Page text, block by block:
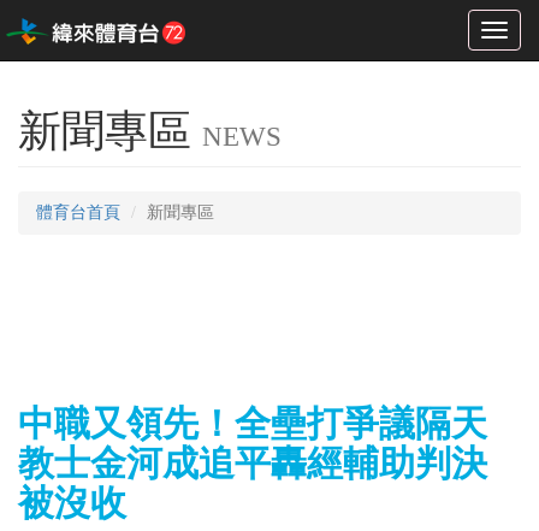
Toggle
新聞專區 NEWS
體育台首頁 新聞專區
中職又領先！全壘打爭議隔天
教士金河成追平轟經輔助判決
被沒收